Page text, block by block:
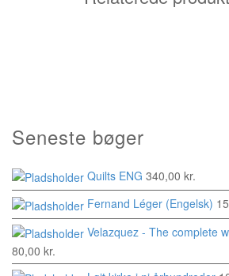
Seneste bøger
Quilts ENG 340,00kr.
Fernand Léger (Engelsk)
Velazquez - The complete
80,00kr.